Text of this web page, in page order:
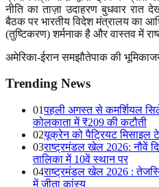
नीति का ताज़ा उदाहरण बुधवार रात
बैठक पर भारतीय विदेश मंत्रालय का
(तुष्टिकरण) शर्मनाक है और वास्तव में
अमेरिका-ईरान समझौतेपाक की भूमिका
Trending News
01पहली अगस्त से कमर्शियल
कोलकाता में ₹209 की कटौती
02यूक्रेन को पैट्रियट मिसाइल
03राष्ट्रमंडल खेल 2026: नौवें
तालिका में 10वें स्थान पर
04राष्ट्रमंडल खेल 2026 :
में जीता कांस्य